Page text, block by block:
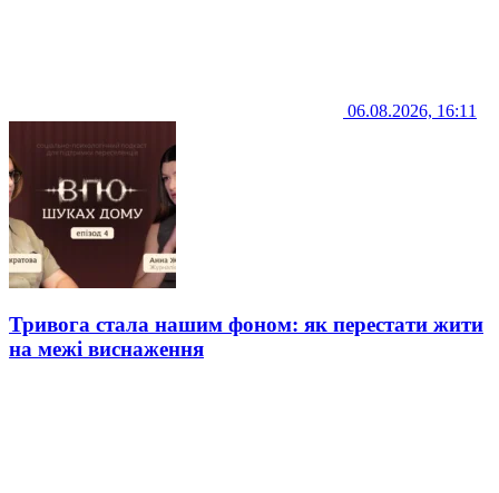
06.08.2026, 16:11
Тривога стала нашим фоном: як перестати жити
на межі виснаження